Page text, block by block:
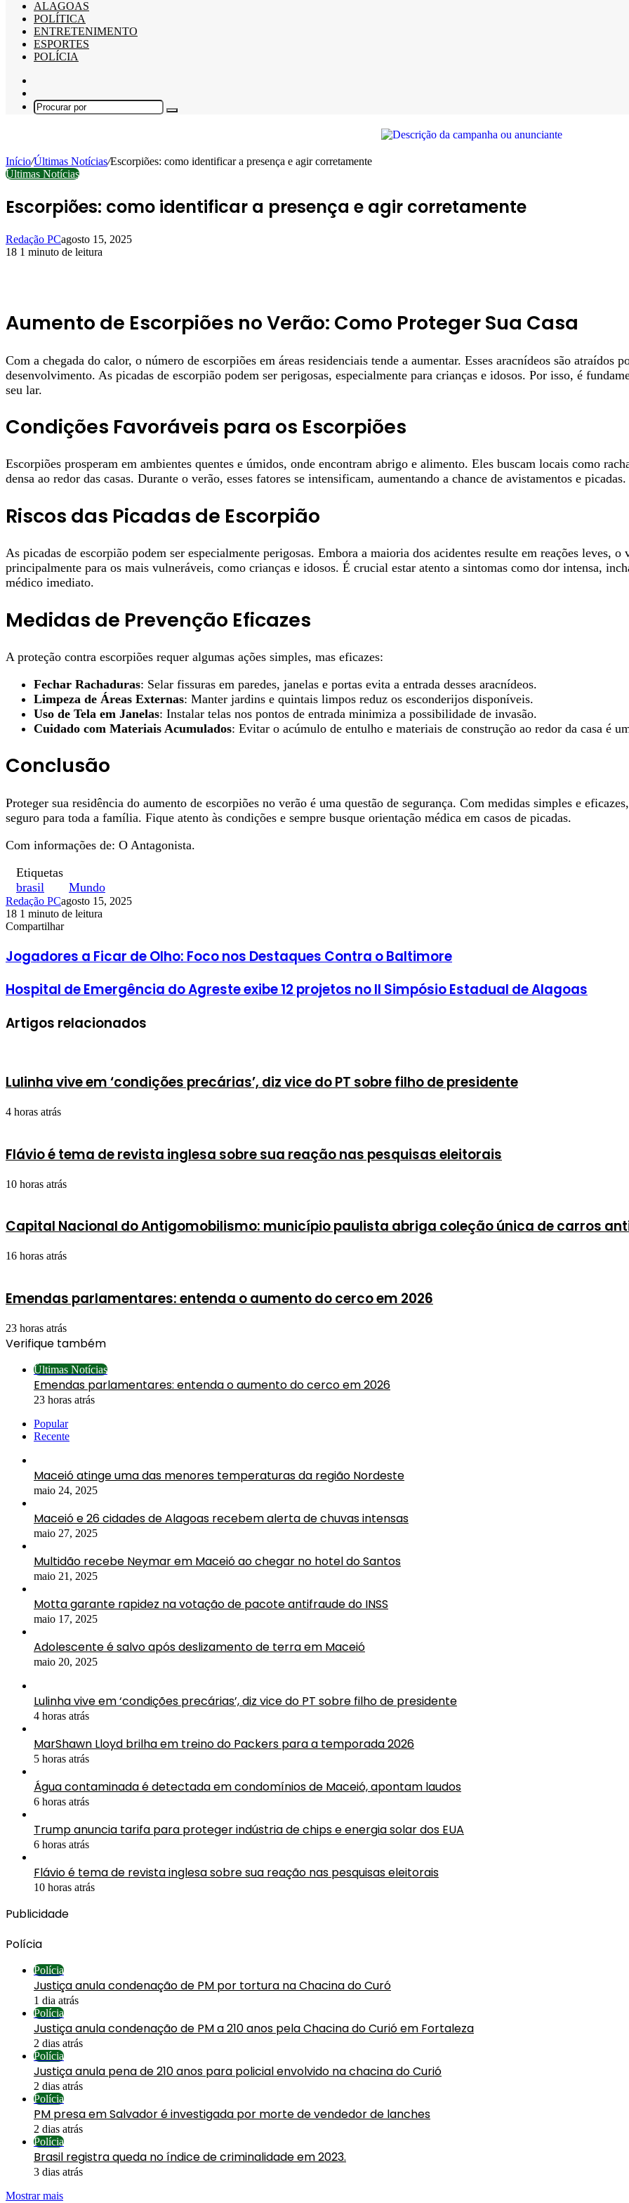
ALAGOAS
POLÍTICA
ENTRETENIMENTO
ESPORTES
POLÍCIA
skin
Procurar
Início/Últimas Notícias/Escorpiões: como identificar a presença e agir corretamente
Últimas Notícias
Escorpiões: como identificar a presença e agir corretamente
Redação PCagosto 15, 2025
18 1 minuto de leitura
Aumento de Escorpiões no Verão: Como Proteger Sua Casa
Com a chegada do calor, o número de escorpiões em áreas residenciais tende a aumentar. Esses aracnídeos são atraídos
desenvolvimento. As picadas de escorpião podem ser perigosas, especialmente para crianças e idosos. Por isso, é
seu lar.
Condições Favoráveis para os Escorpiões
Escorpiões prosperam em ambientes quentes e úmidos, onde encontram abrigo e alimento. Eles buscam locais como
densa ao redor das casas. Durante o verão, esses fatores se intensificam, aumentando a chance de avistamentos e picadas.
Riscos das Picadas de Escorpião
As picadas de escorpião podem ser especialmente perigosas. Embora a maioria dos acidentes resulte em reações leves, o
principalmente para os mais vulneráveis, como crianças e idosos. É crucial estar atento a sintomas como dor intensa,
médico imediato.
Medidas de Prevenção Eficazes
A proteção contra escorpiões requer algumas ações simples, mas eficazes:
Fechar Rachaduras: Selar fissuras em paredes, janelas e portas evita a entrada desses aracnídeos.
Limpeza de Áreas Externas: Manter jardins e quintais limpos reduz os esconderijos disponíveis.
Uso de Tela em Janelas: Instalar telas nos pontos de entrada minimiza a possibilidade de invasão.
Cuidado com Materiais Acumulados: Evitar o acúmulo de entulho e materiais de construção ao redor da casa é
Conclusão
Proteger sua residência do aumento de escorpiões no verão é uma questão de segurança. Com medidas simples e
seguro para toda a família. Fique atento às condições e sempre busque orientação médica em casos de picadas.
Com informações de: O Antagonista.
Etiquetas
brasil
Mundo
Redação PCagosto 15, 2025
18 1 minuto de leitura
Facebook
X
Linkedin
Pinterest
WhatsApp
Telegram
Compartilhar
Jogadores a Ficar de Olho: Foco nos Destaques Contra o Baltimore
Hospital de Emergência do Agreste exibe 12 projetos no II Simpósio Estadual de Alagoas
Artigos relacionados
Lulinha vive em ‘condições precárias’, diz vice do PT sobre filho de presidente
4 horas atrás
Flávio é tema de revista inglesa sobre sua reação nas pesquisas eleitorais
10 horas atrás
Capital Nacional do Antigomobilismo: município paulista abriga coleção única de carros
16 horas atrás
Emendas parlamentares: entenda o aumento do cerco em 2026
23 horas atrás
Verifique também
Últimas Notícias
Emendas parlamentares: entenda o aumento do cerco em 2026
23 horas atrás
Popular
Recente
Maceió atinge uma das menores temperaturas da região Nordeste
maio 24, 2025
Maceió e 26 cidades de Alagoas recebem alerta de chuvas intensas
maio 27, 2025
Multidão recebe Neymar em Maceió ao chegar no hotel do Santos
maio 21, 2025
Motta garante rapidez na votação de pacote antifraude do INSS
maio 17, 2025
Adolescente é salvo após deslizamento de terra em Maceió
maio 20, 2025
Lulinha vive em ‘condições precárias’, diz vice do PT sobre filho de presidente
4 horas atrás
MarShawn Lloyd brilha em treino do Packers para a temporada 2026
5 horas atrás
Água contaminada é detectada em condomínios de Maceió, apontam laudos
6 horas atrás
Trump anuncia tarifa para proteger indústria de chips e energia solar dos EUA
6 horas atrás
Flávio é tema de revista inglesa sobre sua reação nas pesquisas eleitorais
10 horas atrás
Publicidade
Polícia
Polícia
Justiça anula condenação de PM por tortura na Chacina do Curó
1 dia atrás
Polícia
Justiça anula condenação de PM a 210 anos pela Chacina do Curió em Fortaleza
2 dias atrás
Polícia
Justiça anula pena de 210 anos para policial envolvido na chacina do Curió
2 dias atrás
Polícia
PM presa em Salvador é investigada por morte de vendedor de lanches
2 dias atrás
Polícia
Brasil registra queda no índice de criminalidade em 2023.
3 dias atrás
Mostrar mais